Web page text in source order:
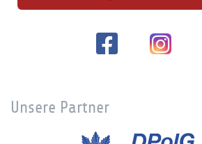
Unsere Partner